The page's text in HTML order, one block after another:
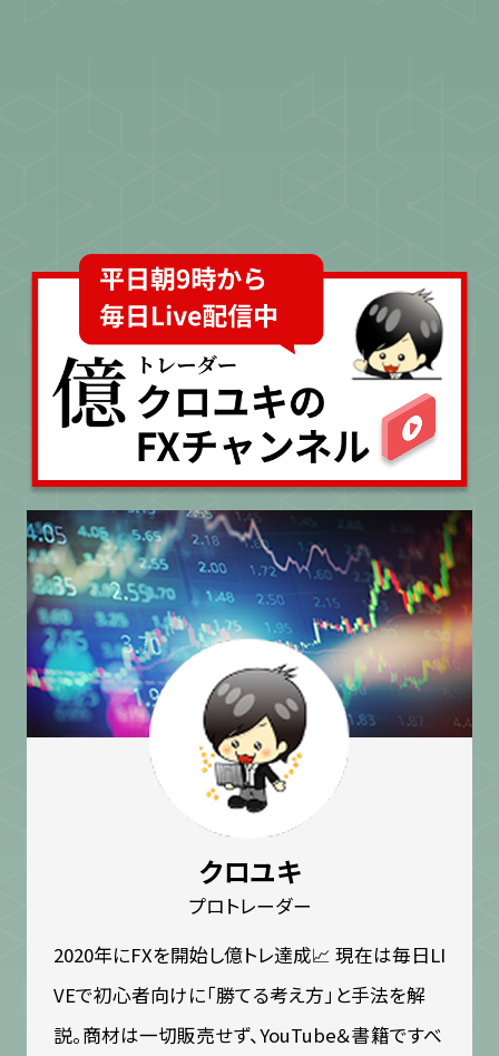
クロユキ
プロトレーダー
2020年にFXを開始し億トレ達成📈 現在は毎日LI
VEで初心者向けに「勝てる考え方」と手法を解
説。商材は一切販売せず、YouTube＆書籍ですべ